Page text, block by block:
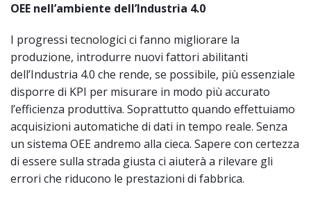
OEE nell’ambiente dell’Industria 4.0
I progressi tecnologici ci fanno migliorare la
produzione, introdurre nuovi fattori abilitanti
dell’Industria 4.0 che rende, se possibile, più essenziale
disporre di KPI per misurare in modo più accurato
l’efficienza produttiva. Soprattutto quando effettuiamo
acquisizioni automatiche di dati in tempo reale. Senza
un sistema OEE andremo alla cieca. Sapere con certezza
di essere sulla strada giusta ci aiuterà a rilevare gli
errori che riducono le prestazioni di fabbrica.